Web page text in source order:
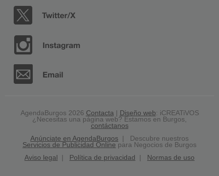
AgendaBurgos 2026 Contacta| Diseño web: iCREATiVOS
¿Necesitas una página web? Estamos en Burgos,
contáctanos
Anúnciate en AgendaBurgos | Descubre nuestros
Servicios de Publicidad Online para Negocios de Burgos
Aviso legal
Política de privacidad Normas de uso